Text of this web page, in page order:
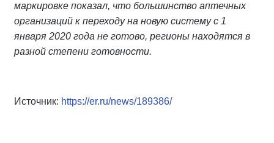
маркировке показал, что большинство аптечных
организаций к переходу на новую систему с 1
января 2020 года не готово, регионы находятся в
разной степени готовности.
Источник: https://er.ru/news/189386/